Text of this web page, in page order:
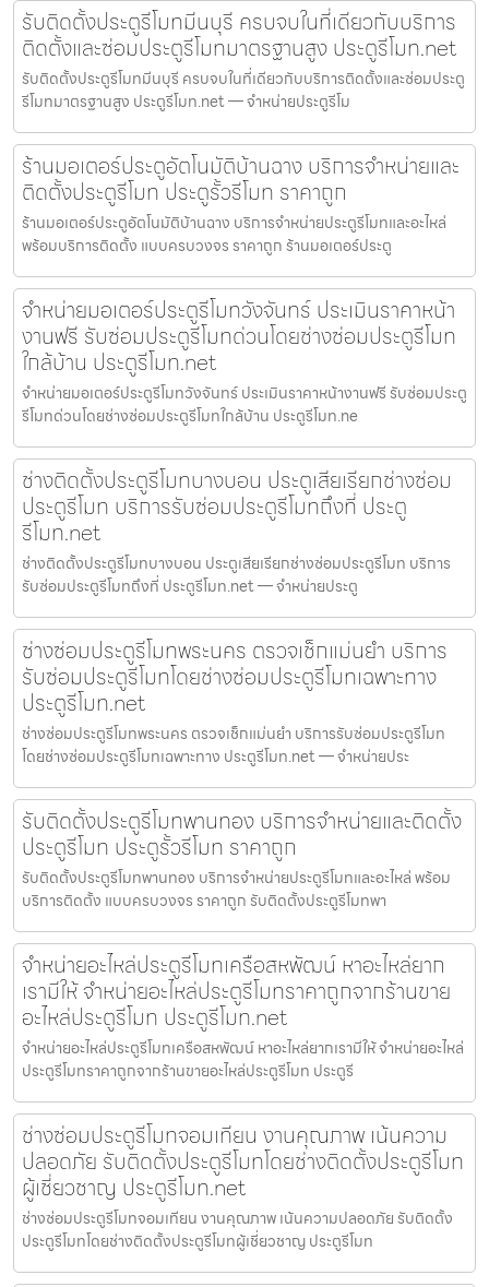
รับติดตั้งประตูรีโมทมีนบุรี ครบจบในที่เดียวกับบริการ
ติดตั้งและซ่อมประตูรีโมทมาตรฐานสูง ประตูรีโมท.net
รับติดตั้งประตูรีโมทมีนบุรี ครบจบในที่เดียวกับบริการติดตั้งและซ่อมประตู
รีโมทมาตรฐานสูง ประตูรีโมท.net — จำหน่ายประตูรีโม
ร้านมอเตอร์ประตูอัตโนมัติบ้านฉาง บริการจำหน่ายและ
ติดตั้งประตูรีโมท ประตูรั้วรีโมท ราคาถูก
ร้านมอเตอร์ประตูอัตโนมัติบ้านฉาง บริการจำหน่ายประตูรีโมทและอะไหล่
พร้อมบริการติดตั้ง แบบครบวงจร ราคาถูก ร้านมอเตอร์ประตู
จำหน่ายมอเตอร์ประตูรีโมทวังจันทร์ ประเมินราคาหน้า
งานฟรี รับซ่อมประตูรีโมทด่วนโดยช่างซ่อมประตูรีโมท
ใกล้บ้าน ประตูรีโมท.net
จำหน่ายมอเตอร์ประตูรีโมทวังจันทร์ ประเมินราคาหน้างานฟรี รับซ่อมประตู
รีโมทด่วนโดยช่างซ่อมประตูรีโมทใกล้บ้าน ประตูรีโมท.ne
ช่างติดตั้งประตูรีโมทบางบอน ประตูเสียเรียกช่างซ่อม
ประตูรีโมท บริการรับซ่อมประตูรีโมทถึงที่ ประตู
รีโมท.net
ช่างติดตั้งประตูรีโมทบางบอน ประตูเสียเรียกช่างซ่อมประตูรีโมท บริการ
รับซ่อมประตูรีโมทถึงที่ ประตูรีโมท.net — จำหน่ายประตู
ช่างซ่อมประตูรีโมทพระนคร ตรวจเช็กแม่นยำ บริการ
รับซ่อมประตูรีโมทโดยช่างซ่อมประตูรีโมทเฉพาะทาง
ประตูรีโมท.net
ช่างซ่อมประตูรีโมทพระนคร ตรวจเช็กแม่นยำ บริการรับซ่อมประตูรีโมท
โดยช่างซ่อมประตูรีโมทเฉพาะทาง ประตูรีโมท.net — จำหน่ายประ
รับติดตั้งประตูรีโมทพานทอง บริการจำหน่ายและติดตั้ง
ประตูรีโมท ประตูรั้วรีโมท ราคาถูก
รับติดตั้งประตูรีโมทพานทอง บริการจำหน่ายประตูรีโมทและอะไหล่ พร้อม
บริการติดตั้ง แบบครบวงจร ราคาถูก รับติดตั้งประตูรีโมทพา
จำหน่ายอะไหล่ประตูรีโมทเครือสหพัฒน์ หาอะไหล่ยาก
เรามีให้ จำหน่ายอะไหล่ประตูรีโมทราคาถูกจากร้านขาย
อะไหล่ประตูรีโมท ประตูรีโมท.net
จำหน่ายอะไหล่ประตูรีโมทเครือสหพัฒน์ หาอะไหล่ยากเรามีให้ จำหน่ายอะไหล่
ประตูรีโมทราคาถูกจากร้านขายอะไหล่ประตูรีโมท ประตูรี
ช่างซ่อมประตูรีโมทจอมเทียน งานคุณภาพ เน้นความ
ปลอดภัย รับติดตั้งประตูรีโมทโดยช่างติดตั้งประตูรีโมท
ผู้เชี่ยวชาญ ประตูรีโมท.net
ช่างซ่อมประตูรีโมทจอมเทียน งานคุณภาพ เน้นความปลอดภัย รับติดตั้ง
ประตูรีโมทโดยช่างติดตั้งประตูรีโมทผู้เชี่ยวชาญ ประตูรีโมท